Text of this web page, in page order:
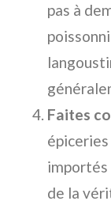
pas à
Faites
importés
de la